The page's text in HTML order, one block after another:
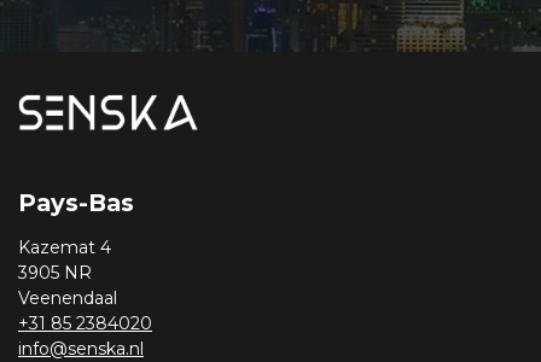
Pays-Bas
Kazemat 4
3905 NR
Veenendaal
+31 85 2384020
info@senska.nl